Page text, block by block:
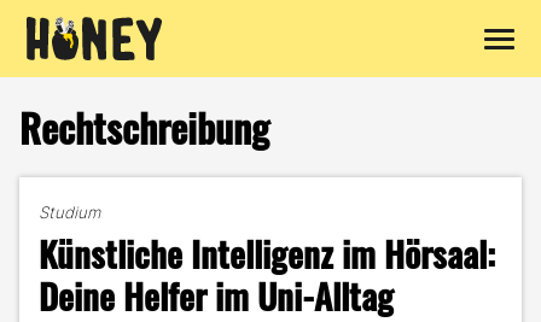
Inhalt
springen
Rechtschreibung
Studium
Künstliche Intelligenz im Hörsaal:
Deine Helfer im Uni-Alltag